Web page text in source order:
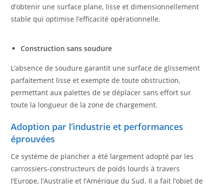
d’obtenir une surface plane, lisse et dimensionnellement
stable qui optimise l’efficacité opérationnelle.
Construction sans soudure
L’absence de soudure garantit une surface de glissement
parfaitement lisse et exempte de toute obstruction,
permettant aux palettes de se déplacer sans effort sur
toute la longueur de la zone de chargement.
Adoption par l’industrie et performances
éprouvées
Ce système de plancher a été largement adopté par les
carrossiers-constructeurs de poids lourds à travers
l’Europe, l’Australie et l’Amérique du Sud. Il a fait l’objet de